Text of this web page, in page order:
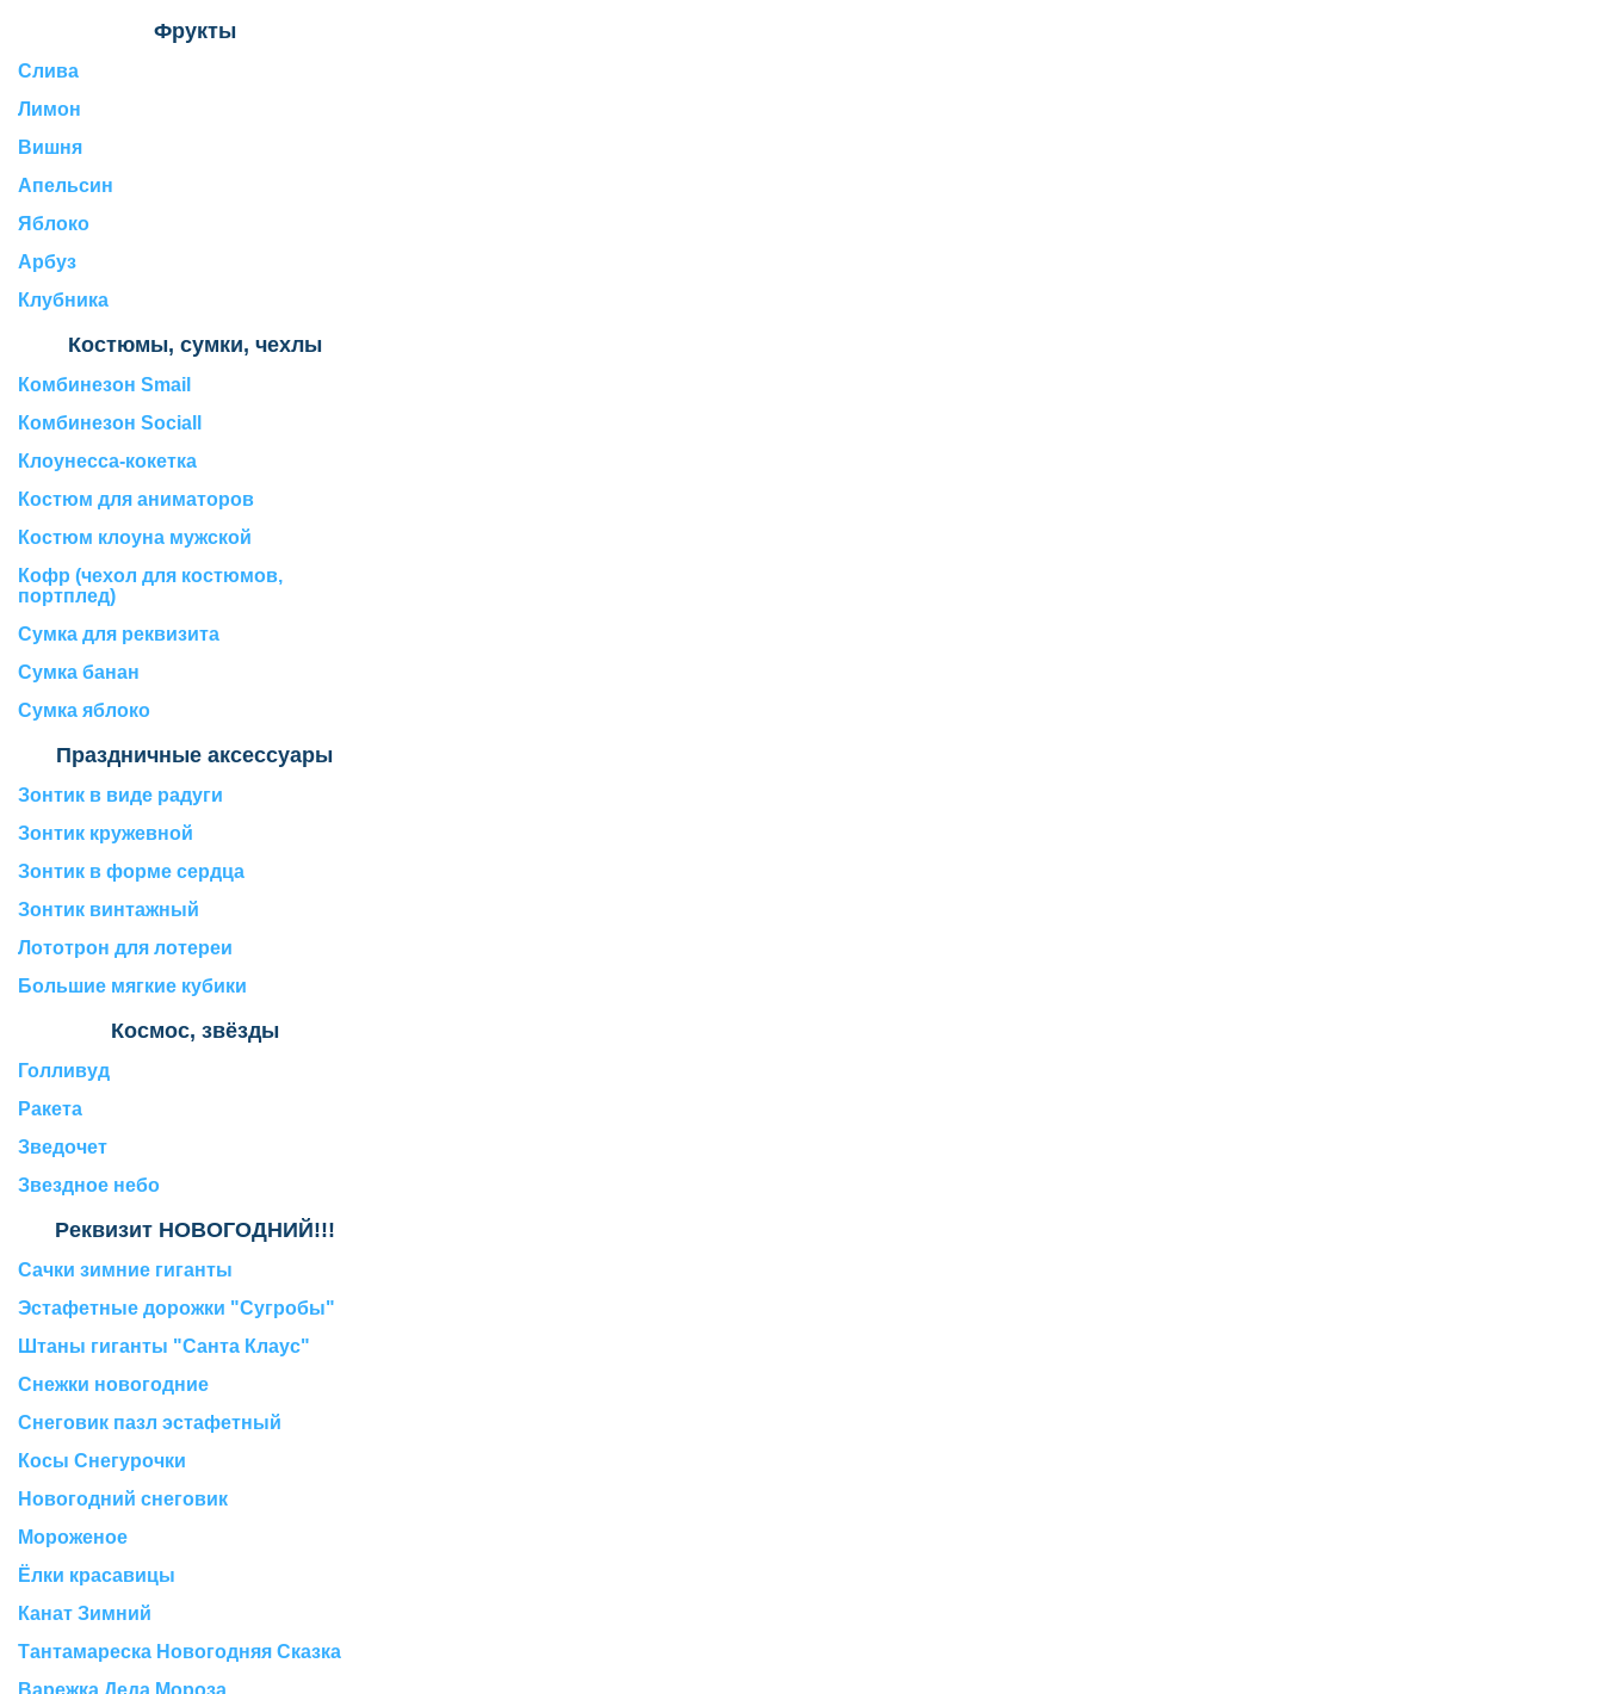
Фрукты
Слива
Лимон
Вишня
Апельсин
Яблоко
Арбуз
Клубника
Костюмы, сумки, чехлы
Комбинезон Smail
Комбинезон Sociall
Клоунесса-кокетка
Костюм для аниматоров
Костюм клоуна мужской
Кофр (чехол для костюмов,
портплед)
Сумка для реквизита
Сумка банан
Сумка яблоко
Праздничные аксессуары
Зонтик в виде радуги
Зонтик кружевной
Зонтик в форме сердца
Зонтик винтажный
Лототрон для лотереи
Большие мягкие кубики
Космос, звёзды
Голливуд
Ракета
Зведочет
Звездное небо
Реквизит НОВОГОДНИЙ!!!
Сачки зимние гиганты
Эстафетные дорожки "Сугробы"
Штаны гиганты "Санта Клаус"
Снежки новогодние
Снеговик пазл эстафетный
Косы Снегурочки
Новогодний снеговик
Мороженое
Ёлки красавицы
Канат Зимний
Тантамареска Новогодняя Сказка